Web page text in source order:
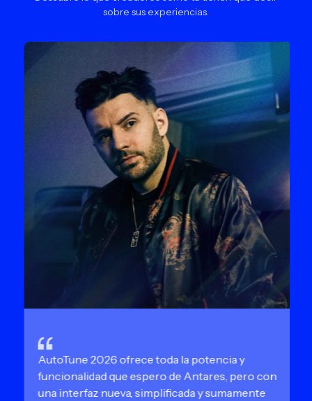
sobre sus experiencias.
Diapositiva 2 de 4
AutoTune 2026 ofrece toda la potencia y
funcionalidad que espero de Antares, pero con
una interfaz nueva, simplificada y sumamente